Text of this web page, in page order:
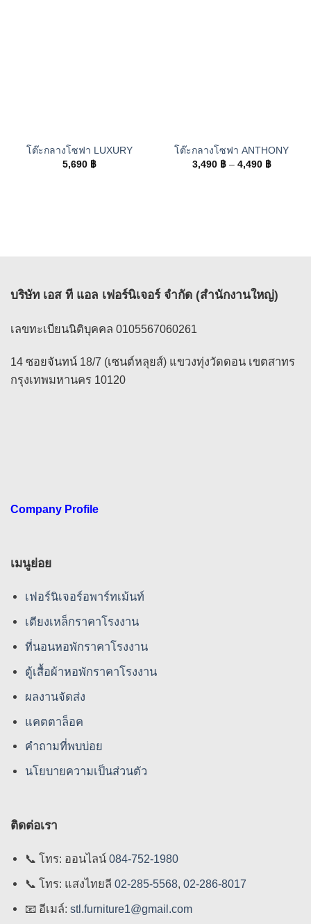
โต๊ะกลางโซฟา LUXURY
5,690 ฿
โต๊ะกลางโซฟา ANTHONY
3,490 ฿ – 4,490 ฿Price
บริษัท เอส ที แอล เฟอร์นิเจอร์ จำกัด (สำนักงานใหญ่)
เลขทะเบียนนิติบุคคล 0105567060261
14 ซอยจันทน์ 18/7 (เซนต์หลุยส์) แขวงทุ่งวัดดอน เขตสาทร
กรุงเทพมหานคร 10120
Company Profile
เมนูย่อย
เฟอร์นิเจอร์อพาร์ทเม้นท์
เตียงเหล็กราคาโรงงาน
ที่นอนหอพักราคาโรงงาน
ตู้เสื้อผ้าหอพักราคาโรงงาน
ผลงานจัดส่ง
แคตตาล็อค
คําถามที่พบบ่อย
นโยบายความเป็นส่วนตัว
ติดต่อเรา
📞โทร: ออนไลน์084-752-1980
📞โทร: แสงไทยลี 02-285-5568,02-286-8017
📧 อีเมล์:stl.furniture1@gmail.com